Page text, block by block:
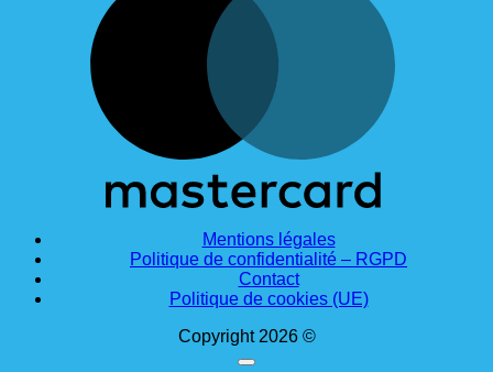
Mentions légales
Politique de confidentialité – RGPD
Contact
Politique de cookies (UE)
Copyright 2026 ©